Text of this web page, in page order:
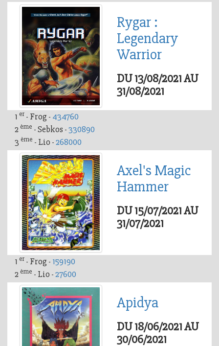
Rygar :
Legendary
Warrior
DU 13/08/2021 AU
31/08/2021
1 er - Frog - 434760
2 ème - Sebkos -330890
3 ème - Lio -268000
Axel's Magic
Hammer
DU 15/07/2021 AU
31/07/2021
1 er - Frog - 159190
2 ème - Lio -27600
Apidya
DU 18/06/2021 AU
30/06/2021